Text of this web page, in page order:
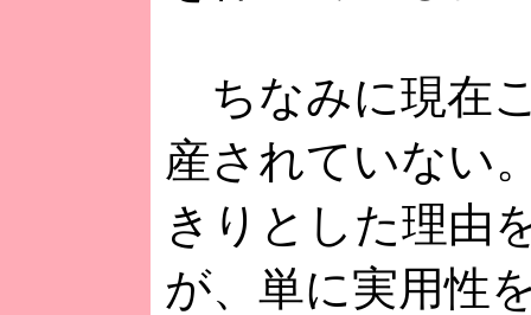
ちなみに現在
産されていない
きりとした理由
が、単に実用性